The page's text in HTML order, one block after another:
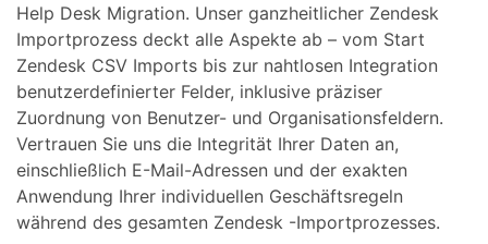
Help Desk Migration. Unser ganzheitlicher Zendesk
Importprozess deckt alle Aspekte ab – vom Start
Zendesk CSV Imports bis zur nahtlosen Integration
benutzerdefinierter Felder, inklusive präziser
Zuordnung von Benutzer- und Organisationsfeldern.
Vertrauen Sie uns die Integrität Ihrer Daten an,
einschließlich E-Mail-Adressen und der exakten
Anwendung Ihrer individuellen Geschäftsregeln
während des gesamten Zendesk -Importprozesses.